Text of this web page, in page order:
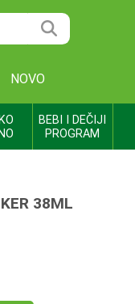
NOVO
BEBI I DEČIJI
PROGRAM
38ML